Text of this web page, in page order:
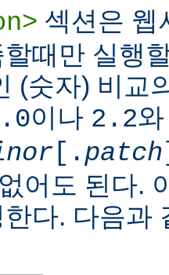
섹션은 웹
때만 실행
(숫자) 비교
이나 2.2
[. patch
어도 된다.
한다. 다음과